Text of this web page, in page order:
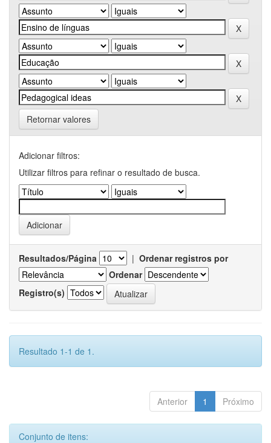
Retornar valores
Adicionar filtros:
Utilizar filtros para refinar o resultado de busca.
Resultados/Página | Ordenar registros por
Ordenar
Registro(s)
Resultado 1-1 de 1.
Anterior 1 Próximo
Conjunto de itens: